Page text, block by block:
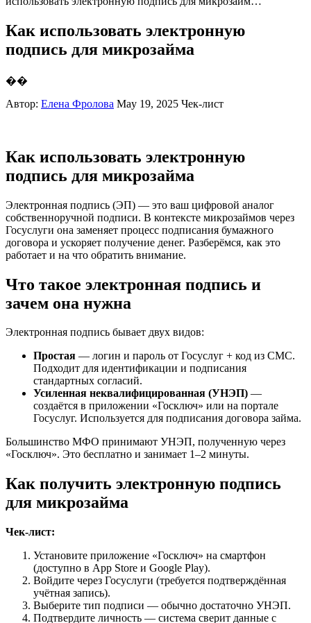
Как использовать электронную
подпись для микрозайма
��
Автор: Елена Фролова May 19, 2025 Чек-лист
Как использовать электронную
подпись для микрозайма
Электронная подпись (ЭП) — это ваш цифровой аналог
собственноручной подписи. В контексте микрозаймов через
Госуслуги она заменяет процесс подписания бумажного
договора и ускоряет получение денег. Разберёмся, как это
работает и на что обратить внимание.
Что такое электронная подпись и
зачем она нужна
Электронная подпись бывает двух видов:
Простая — логин и пароль от Госуслуг + код из СМС.
Подходит для идентификации и подписания
стандартных согласий.
Усиленная неквалифицированная (УНЭП) —
создаётся в приложении «Госключ» или на портале
Госуслуг. Используется для подписания договора займа.
Большинство МФО принимают УНЭП, полученную через
«Госключ». Это бесплатно и занимает 1–2 минуты.
Как получить электронную подпись
для микрозайма
Чек-лист:
Установите приложение «Госключ» на смартфон
(доступно в App Store и Google Play).
Войдите через Госуслуги (требуется подтверждённая
учётная запись).
Выберите тип подписи — обычно достаточно УНЭП.
Подтвердите личность — система сверит данные с